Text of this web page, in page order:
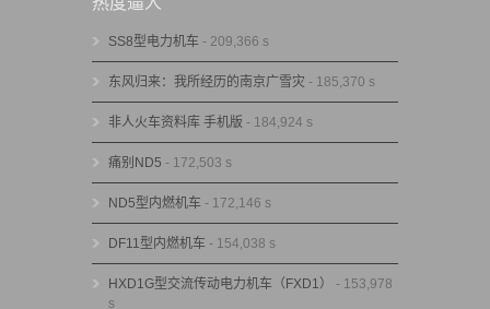
SS8型电力机车 - 209,366 s
东风归来：我所经历的南京广雪灾 - 185,370 s
非人火车资料库 手机版 - 184,924 s
痛别ND5 - 172,503 s
ND5型内燃机车 - 172,146 s
DF11型内燃机车 - 154,038 s
HXD1G型交流传动电力机车（FXD1）
- 153,978
s